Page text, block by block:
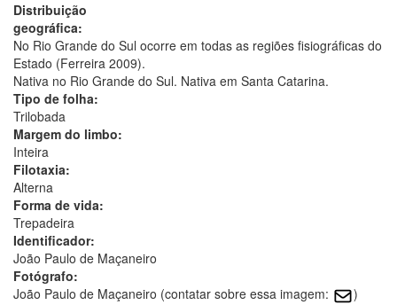
Distribuição
geográfica:
No Rio Grande do Sul ocorre em todas as regiões fisiográficas do
Estado (Ferreira 2009).
Nativa no Rio Grande do Sul. Nativa em Santa Catarina.
Tipo de folha:
Trilobada
Margem do limbo:
Inteira
Filotaxia:
Alterna
Forma de vida:
Trepadeira
Identificador:
João Paulo de Maçaneiro
Fotógrafo:
João Paulo de Maçaneiro (contatar sobre essa imagem:
)